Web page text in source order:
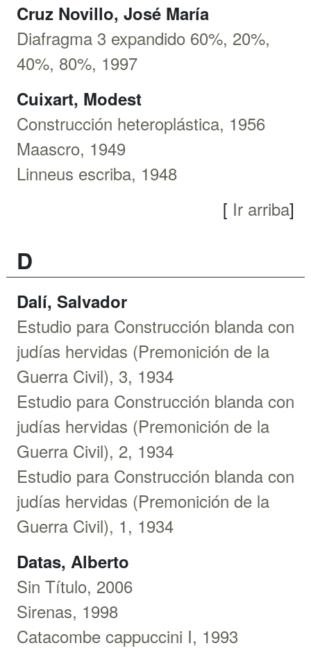
Cruz Novillo, José María
Diafragma 3 expandido 60%, 20%,
40%, 80%, 1997
Cuixart, Modest
Construcción heteroplástica, 1956
Maascro, 1949
Linneus escriba, 1948
[ Ir arriba]
D
Dalí, Salvador
Estudio para Construcción blanda con
judías hervidas (Premonición de la
Guerra Civil), 3, 1934
Estudio para Construcción blanda con
judías hervidas (Premonición de la
Guerra Civil), 2, 1934
Estudio para Construcción blanda con
judías hervidas (Premonición de la
Guerra Civil), 1, 1934
Datas, Alberto
Sin Título, 2006
Sirenas, 1998
Catacombe cappuccini I, 1993